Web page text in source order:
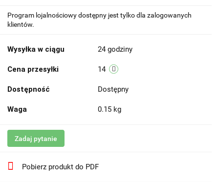
Program lojalnościowy dostępny jest tylko dla zalogowanych
klientów.
Wysyłka w ciągu 24 godziny
Cena przesyłki 14
Dostępność Dostępny
Waga 0.15 kg
Zadaj pytanie
Pobierz produkt do PDF